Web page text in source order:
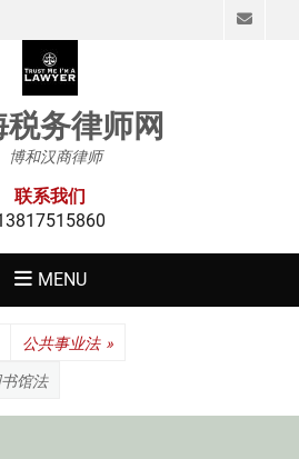
务律师网
博和汉商律师
联系我们
MENU
公共事业法 »
馆法